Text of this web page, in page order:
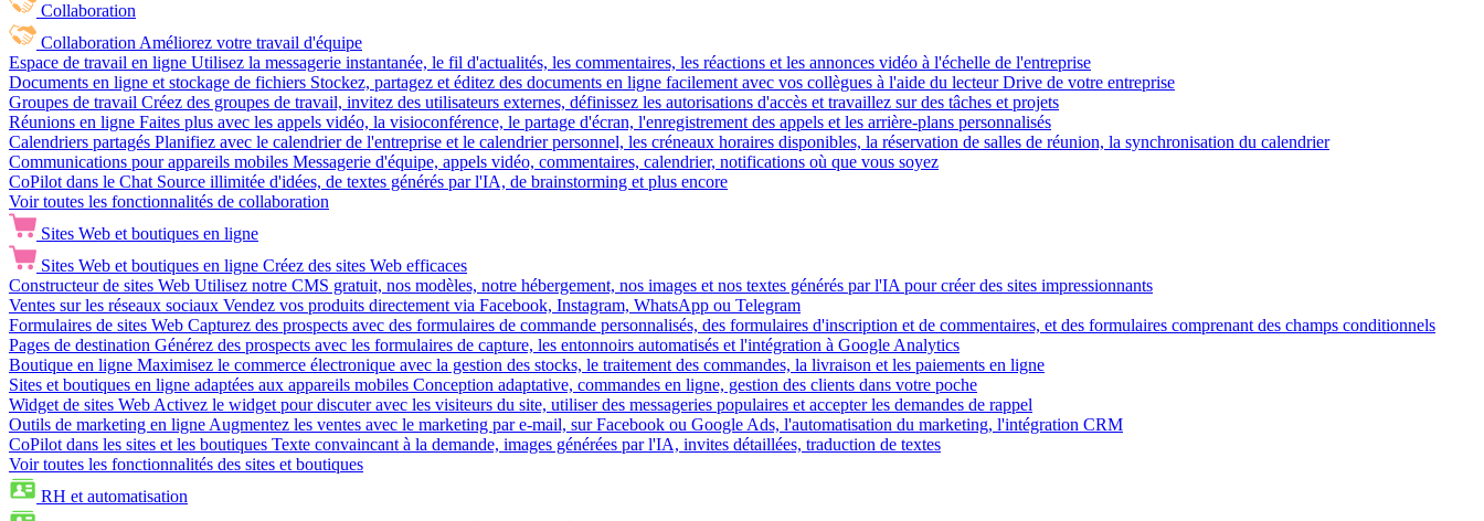
Collaboration
Collaboration Améliorez votre travail d'équipe
Espace de travail en ligne Utilisez la messagerie instantanée, le fil d'actualités, les commentaires, les réactions et les annonces vidéo à l'échelle de l'entreprise
Documents en ligne et stockage de fichiers Stockez, partagez et éditez des documents en ligne facilement avec vos collègues à l'aide du lecteur Drive de votre entreprise
Groupes de travail Créez des groupes de travail, invitez des utilisateurs externes, définissez les autorisations d'accès et travaillez sur des tâches et projets
Réunions en ligne Faites plus avec les appels vidéo, la visioconférence, le partage d'écran, l'enregistrement des appels et les arrière-plans personnalisés
Calendriers partagés Planifiez avec le calendrier de l'entreprise et le calendrier personnel, les créneaux horaires disponibles, la réservation de salles de réunion, la synchronisation du calendrier
Communications pour appareils mobiles Messagerie d'équipe, appels vidéo, commentaires, calendrier, notifications où que vous soyez
CoPilot dans le Chat Source illimitée d'idées, de textes générés par l'IA, de brainstorming et plus encore
Voir toutes les fonctionnalités de collaboration
Sites Web et boutiques en ligne
Sites Web et boutiques en ligne Créez des sites Web efficaces
Constructeur de sites Web Utilisez notre CMS gratuit, nos modèles, notre hébergement, nos images et nos textes générés par l'IA pour créer des sites impressionnants
Ventes sur les réseaux sociaux Vendez vos produits directement via Facebook, Instagram, WhatsApp ou Telegram
Formulaires de sites Web Capturez des prospects avec des formulaires de commande personnalisés, des formulaires d'inscription et de commentaires, et des formulaires comprenant des champs conditionnels
Pages de destination Générez des prospects avec les formulaires de capture, les entonnoirs automatisés et l'intégration à Google Analytics
Boutique en ligne Maximisez le commerce électronique avec la gestion des stocks, le traitement des commandes, la livraison et les paiements en ligne
Sites et boutiques en ligne adaptées aux appareils mobiles Conception adaptative, commandes en ligne, gestion des clients dans votre poche
Widget de sites Web Activez le widget pour discuter avec les visiteurs du site, utiliser des messageries populaires et accepter les demandes de rappel
Outils de marketing en ligne Augmentez les ventes avec le marketing par e-mail, sur Facebook ou Google Ads, l'automatisation du marketing, l'intégration CRM
CoPilot dans les sites et les boutiques Texte convaincant à la demande, images générées par l'IA, invites détaillées, traduction de textes
Voir toutes les fonctionnalités des sites et boutiques
RH et automatisation